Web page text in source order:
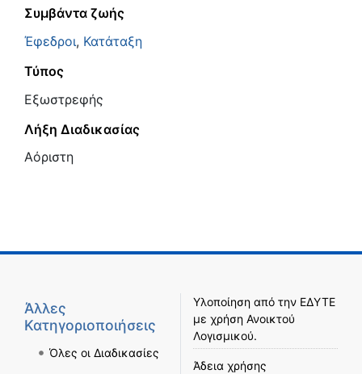
Συμβάντα ζωής
Έφεδροι, Κατάταξη
Τύπος
Εξωστρεφής
Λήξη Διαδικασίας
Αόριστη
Άλλες
Κατηγοριοποιήσεις
Όλες οι Διαδικασίες
Υλοποίηση από την ΕΔΥΤΕ
με χρήση Ανοικτού
Λογισμικού.
Άδεια χρήσης